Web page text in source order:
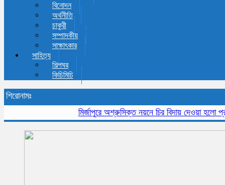
বিনোদন
অর্থনীতি
চাকুরী
সম্পাদকীয়
সাক্ষাৎকার
সাহিত্য
শিল্পঘর
কিচিমিচি
শিরোনামঃ
মির্জাপুরে অশ্রুসিক্ত নয়নে চির বিদায় দেওয়া হলো প্রবীন